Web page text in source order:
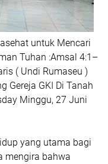
untuk Mencari
Tuhan :Amsal 4:1–
( Undi Rumaseu )
Gereja GKI Di Tanah
Minggu, 27 Juni
yang utama bagi
mengira bahwa